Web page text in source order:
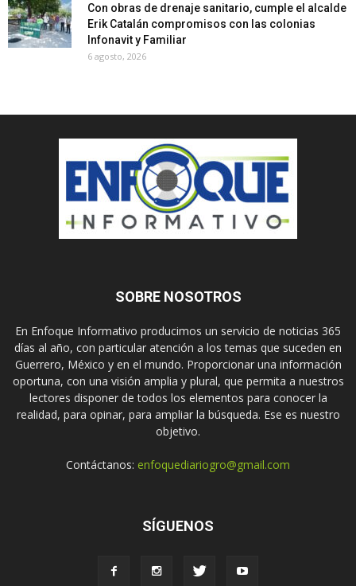
Con obras de drenaje sanitario, cumple el alcalde
Erik Catalán compromisos con las colonias
Infonavit y Familiar
6 agosto, 2026
SOBRE NOSOTROS
En Enfoque Informativo producimos un servicio de noticias 365
días al año, con particular atención a los temas que suceden en
Guerrero, México y en el mundo. Proporcionar una información
oportuna, con una visión amplia y plural, que permita a nuestros
lectores disponer de todos los elementos para conocer la
realidad, para opinar, para ampliar la búsqueda. Ese es nuestro
objetivo.
Contáctanos: enfoquediariogro@gmail.com
SÍGUENOS